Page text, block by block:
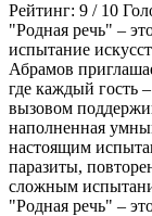
Рейтинг: 9 / 10
"Родная речь" –
испытание
Абрамов
где каждый гость
вызовом
наполненная
настоящим
паразиты,
сложным
"Родная речь" –